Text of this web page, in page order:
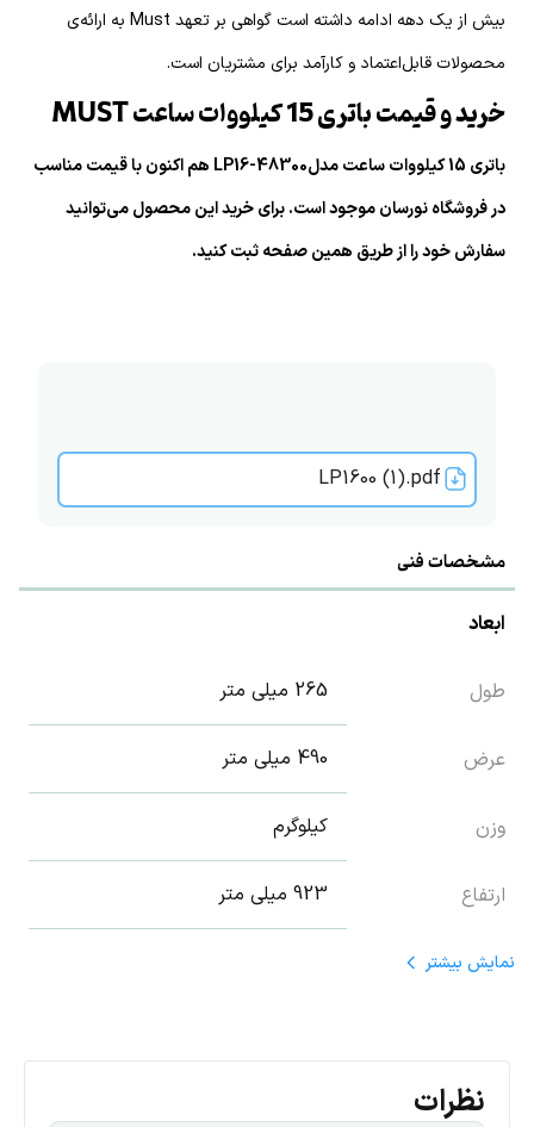
بیش از یک دهه ادامه داشته است گواهی بر تعهد Must به ارائه‌ی
محصولات قابل‌اعتماد و کارآمد برای مشتریان است.
خرید و قیمت باتری 15 کیلووات ساعت MUST
باتری 15 کیلووات ساعت مدلLP16-48300 هم اکنون با قیمت مناسب
در فروشگاه نورسان موجود است. برای خرید این محصول می‌توانید
سفارش خود را از طریق همین صفحه ثبت کنید.
LP1600 (1).pdf
مشخصات فنی
ابعاد
طول 265 میلی متر
عرض 490 میلی متر
وزن کیلوگرم
ارتفاع 923 میلی متر
تکنولوژی محصول
حداکثر ولتاژ شارژ
نمایش بیشتر
نظرات